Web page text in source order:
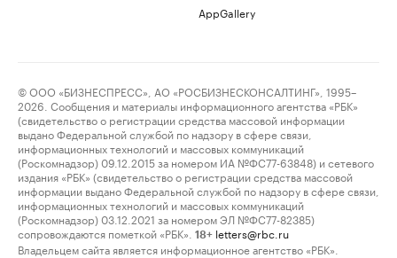
AppGallery
© ООО «БИЗНЕСПРЕСС», АО «РОСБИЗНЕСКОНСАЛТИНГ», 1995–
2026. Сообщения и материалы информационного агентства «РБК»
(свидетельство о регистрации средства массовой информации
выдано Федеральной службой по надзору в сфере связи,
информационных технологий и массовых коммуникаций
(Роскомнадзор) 09.12.2015 за номером ИА №ФС77-63848) и сетевого
издания «РБК» (свидетельство о регистрации средства массовой
информации выдано Федеральной службой по надзору в сфере связи,
информационных технологий и массовых коммуникаций
(Роскомнадзор) 03.12.2021 за номером ЭЛ №ФС77-82385)
сопровождаются пометкой «РБК».
18+ letters@rbc.ru
Владельцем сайта является информационное агентство «РБК».